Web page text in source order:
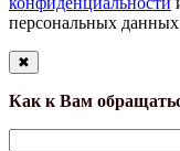
персональных данных
✖
Как к Вам